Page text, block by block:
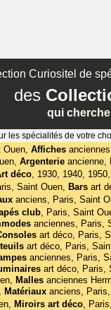
Curiositel de
des
qui
les spécialités de votre
Ouen, Affiches
, Argenterie ancienne,
déco, 1930, 1940,
Saint Ouen, Bars art
anciens, Paris, Saint
club, Paris, Saint
anciennes, Paris,
art déco, Paris,
art déco, Paris,
anciennes, Paris,
art déco, Paris,
Malles anciennes
Matériaux anciens,
Miroirs art déco,